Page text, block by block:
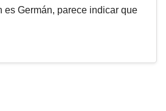
es Germán, parece indicar que